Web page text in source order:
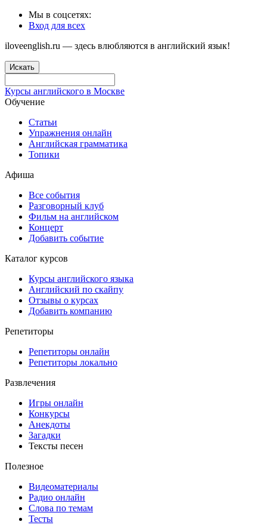
Мы в соцсетях:
Вход для всех
iloveenglish.ru — здесь влюбляются в английский язык!
Искать
Курсы английского в Москве
Обучение
Статьи
Упражнения онлайн
Английская грамматика
Топики
Афиша
Все события
Разговорный клуб
Фильм на английском
Концерт
Добавить событие
Каталог курсов
Курсы английского языка
Английский по скайпу
Отзывы о курсах
Добавить компанию
Репетиторы
Репетиторы онлайн
Репетиторы локально
Развлечения
Игры онлайн
Конкурсы
Анекдоты
Загадки
Тексты песен
Полезное
Видеоматериалы
Радио онлайн
Слова по темам
Тесты